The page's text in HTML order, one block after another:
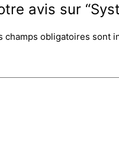
avis sur
champs obligatoires sont